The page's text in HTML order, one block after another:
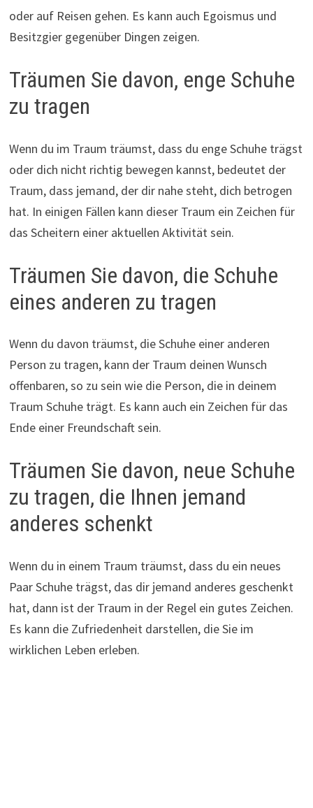
oder auf Reisen gehen. Es kann auch Egoismus und
Besitzgier gegenüber Dingen zeigen.
Träumen Sie davon, enge Schuhe
zu tragen
Wenn du im Traum träumst, dass du enge Schuhe trägst
oder dich nicht richtig bewegen kannst, bedeutet der
Traum, dass jemand, der dir nahe steht, dich betrogen
hat. In einigen Fällen kann dieser Traum ein Zeichen für
das Scheitern einer aktuellen Aktivität sein.
Träumen Sie davon, die Schuhe
eines anderen zu tragen
Wenn du davon träumst, die Schuhe einer anderen
Person zu tragen, kann der Traum deinen Wunsch
offenbaren, so zu sein wie die Person, die in deinem
Traum Schuhe trägt. Es kann auch ein Zeichen für das
Ende einer Freundschaft sein.
Träumen Sie davon, neue Schuhe
zu tragen, die Ihnen jemand
anderes schenkt
Wenn du in einem Traum träumst, dass du ein neues
Paar Schuhe trägst, das dir jemand anderes geschenkt
hat, dann ist der Traum in der Regel ein gutes Zeichen.
Es kann die Zufriedenheit darstellen, die Sie im
wirklichen Leben erleben.